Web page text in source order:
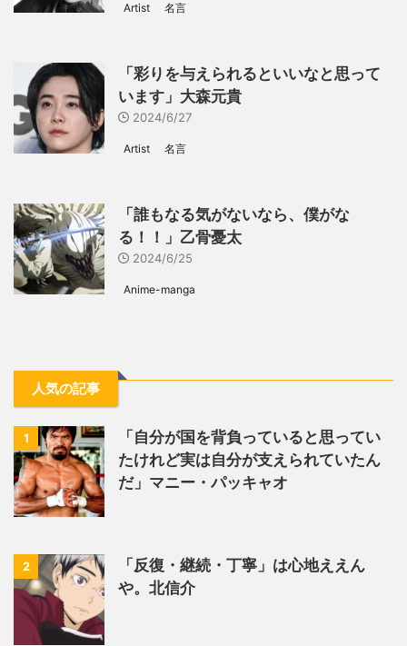
Artist 名言
「彩りを与えられるといいなと思って
います」大森元貴
2024/6/27
Artist 名言
「誰もなる気がないなら、僕がな
る！！」乙骨憂太
2024/6/25
Anime-manga
人気の記事
1
「自分が国を背負っていると思ってい
たけれど実は自分が支えられていたん
だ」マニー・パッキャオ
2
「反復・継続・丁寧」は心地ええん
や。北信介